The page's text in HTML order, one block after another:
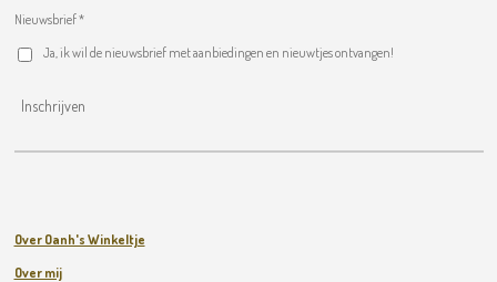
Nieuwsbrief *
Ja, ik wil de nieuwsbrief met aanbiedingen en nieuwtjes ontvangen!
Inschrijven
Over Oanh's Winkeltje
Over mij